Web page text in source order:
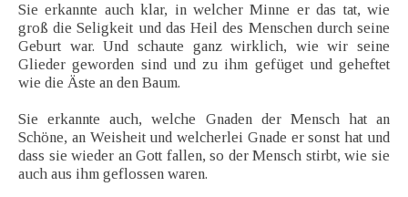
Sie erkannte auch klar, in welcher Minne er das tat, wie
groß die Seligkeit und das Heil des Menschen durch seine
Geburt war. Und schaute ganz wirklich, wie wir seine
Glieder geworden sind und zu ihm gefüget und geheftet
wie die Äste an den Baum.
Sie erkannte auch, welche Gnaden der Mensch hat an
Schöne, an Weisheit und welcherlei Gnade er sonst hat und
dass sie wieder an Gott fallen, so der Mensch stirbt, wie sie
auch aus ihm geflossen waren.